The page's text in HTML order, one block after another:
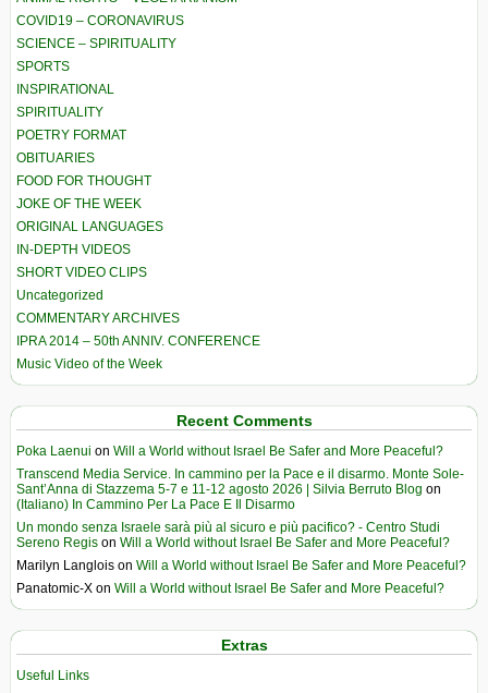
COVID19 – CORONAVIRUS
SCIENCE – SPIRITUALITY
SPORTS
INSPIRATIONAL
SPIRITUALITY
POETRY FORMAT
OBITUARIES
FOOD FOR THOUGHT
JOKE OF THE WEEK
ORIGINAL LANGUAGES
IN-DEPTH VIDEOS
SHORT VIDEO CLIPS
Uncategorized
COMMENTARY ARCHIVES
IPRA 2014 – 50th ANNIV. CONFERENCE
Music Video of the Week
Recent Comments
Poka Laenui on Will a World without Israel Be Safer and More Peaceful?
Transcend Media Service. In cammino per la Pace e il disarmo. Monte Sole-
Sant’Anna di Stazzema 5-7 e 11-12 agosto 2026 | Silvia Berruto Blog on
(Italiano) In Cammino Per La Pace E Il Disarmo
Un mondo senza Israele sarà più al sicuro e più pacifico? - Centro Studi
Sereno Regis on Will a World without Israel Be Safer and More Peaceful?
Marilyn Langlois on Will a World without Israel Be Safer and More Peaceful?
Panatomic-X on Will a World without Israel Be Safer and More Peaceful?
Extras
Useful Links